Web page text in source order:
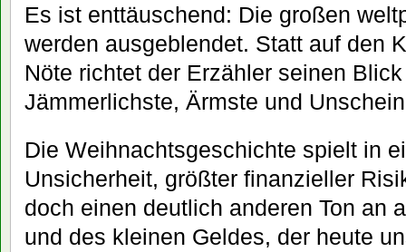
Es ist enttäuschend: Die großen
werden ausgeblendet. Statt auf den
Nöte richtet der Erzähler seinen
Jämmerlichste, Ärmste und
Die Weihnachtsgeschichte spielt in
Unsicherheit, größter finanzieller
doch einen deutlich anderen Ton an
und des kleinen Geldes, der heute